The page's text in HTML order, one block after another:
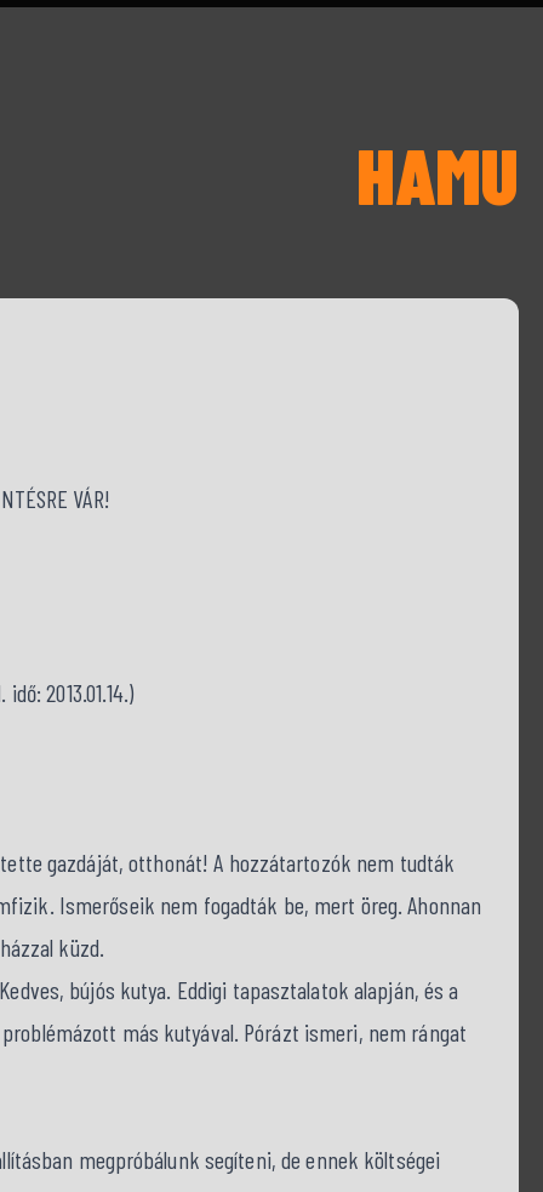
HAMU
VÁR!
2013.01.14.)
gazdáját, otthonát! A hozzátartozók nem tudták
Ismerőseik nem fogadták be, mert öreg. Ahonnan
küzd.
bújós kutya. Eddigi tapasztalatok alapján, és a
más kutyával. Pórázt ismeri, nem rángat
megpróbálunk segíteni, de ennek költségei